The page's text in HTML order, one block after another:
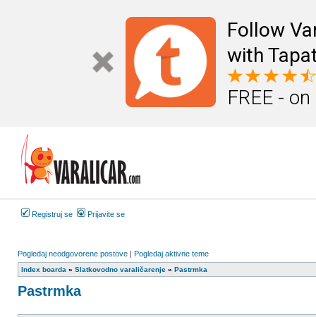
Follow
with
FREE -
Registruj se Prijavite se
Pogledaj neodgovorene postove | Pogledaj aktivne teme
Index boarda » Slatkovodno varaličarenje » Pastrmka
Pastrmka